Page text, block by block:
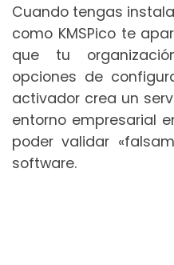
Cuando tengas
como KMSPico te
que tu
opciones de
activador crea un
entorno empresarial
poder validar
software.